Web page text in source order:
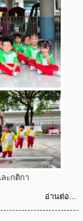
ะกติกา
อ่านต่อ...